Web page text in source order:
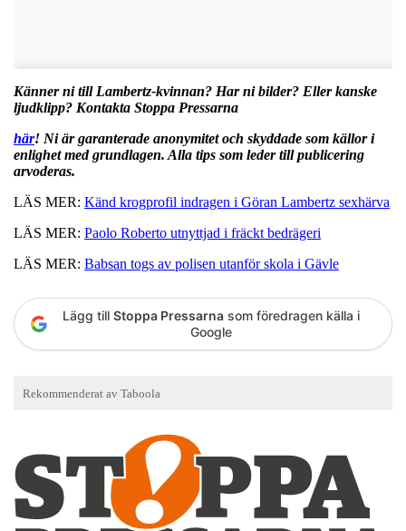
Känner ni till Lambertz-kvinnan? Har ni bilder? Eller kanske
ljudklipp? Kontakta Stoppa Pressarna
här! Ni är garanterade anonymitet och skyddade som källor i
enlighet med grundlagen. Alla tips som leder till publicering
arvoderas.
LÄS MER: Känd krogprofil indragen i Göran Lambertz sexhärva
LÄS MER: Paolo Roberto utnyttjad i fräckt bedrägeri
LÄS MER: Babsan togs av polisen utanför skola i Gävle
Lägg till Stoppa Pressarna som föredragen källa i
Google